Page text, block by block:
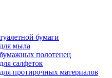
бумаги
мыла
полотенец
салфеток
протирочных материалов